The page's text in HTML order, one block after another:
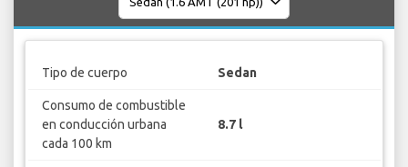
Tipo de cuerpo Sedan
Consumo de combustible
en conducción urbana
cada 100 km
8.7 l